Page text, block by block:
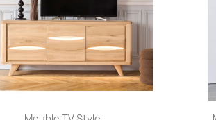
Aperçu rapide